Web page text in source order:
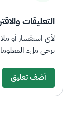
التعليقات
لأي استفسار أو
يرجى ملء
أضف تعليق